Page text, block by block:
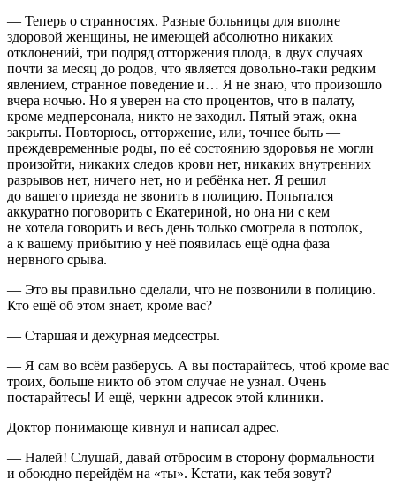
— Теперь о странностях. Разные больницы для вполне
здоровой женщины, не имеющей абсолютно никаких
отклонений, три подряд отторжения плода, в двух случаях
почти за месяц до родов, что является довольно-таки редким
явлением, странное поведение и… Я не знаю, что произошло
вчера ночью. Но я уверен на сто процентов, что в палату,
кроме медперсонала, никто не заходил. Пятый этаж, окна
закрыты. Повторюсь, отторжение, или, точнее быть —
преждевременные роды, по её состоянию здоровья не могли
произойти, никаких следов крови нет, никаких внутренних
разрывов нет, ничего нет, но и ребёнка нет. Я решил
до вашего приезда не звонить в полицию. Попытался
аккуратно поговорить с Екатериной, но она ни с кем
не хотела говорить и весь день только смотрела в потолок,
а к вашему прибытию у неё появилась ещё одна фаза
нервного срыва.
— Это вы правильно сделали, что не позвонили в полицию.
Кто ещё об этом знает, кроме вас?
— Старшая и дежурная медсестры.
— Я сам во всём разберусь. А вы постарайтесь, чтоб кроме вас
троих, больше никто об этом случае не узнал. Очень
постарайтесь! И ещё, черкни адресок этой клиники.
Доктор понимающе кивнул и написал адрес.
— Налей! Слушай, давай отбросим в сторону формальности
и обоюдно перейдём на «ты». Кстати, как тебя зовут?